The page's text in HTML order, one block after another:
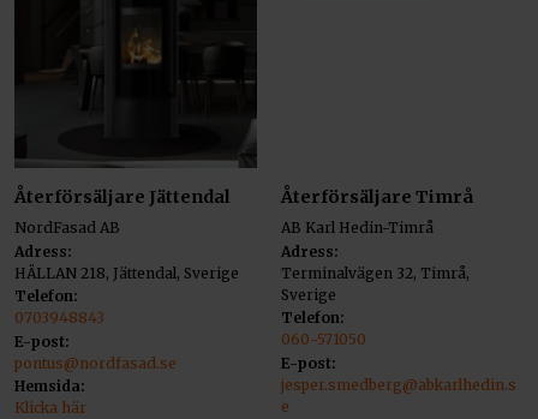
Återförsäljare Jättendal
NordFasad AB
Adress:
HÄLLAN 218, Jättendal, Sverige
Telefon:
0703948843
E-post:
pontus@nordfasad.se
Hemsida:
Klicka här
Återförsäljare Timrå
AB Karl Hedin-Timrå
Adress:
Terminalvägen 32, Timrå,
Sverige
Telefon:
060-571050
E-post:
jesper.smedberg@abkarlhedin.s
e